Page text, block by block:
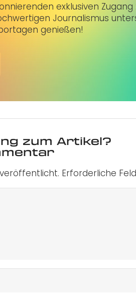
exklusiven
Journalismus
genießen!
zum Artikel?
Erforderliche